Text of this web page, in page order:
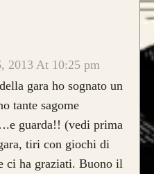
2013 At 10:25 pm
gara ho sognato un
tante sagome
(vedi prima
tiri con giochi di
ci ha graziati. Buono il